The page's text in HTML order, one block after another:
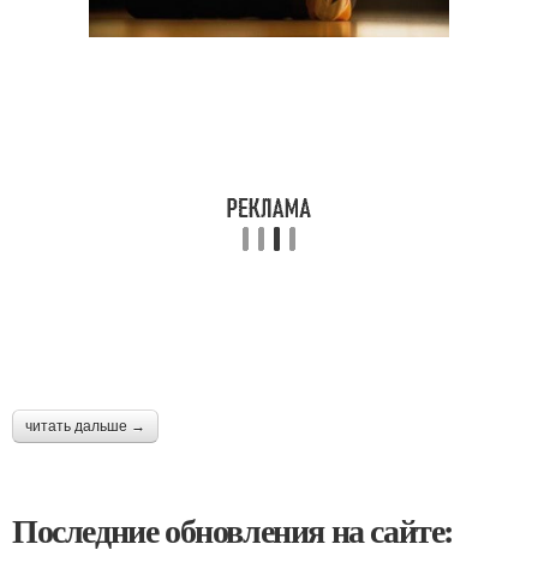
читать дальше →
Последние обновления на сайте: